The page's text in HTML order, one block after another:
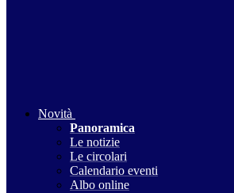
Novità
Panoramica
Le notizie
Le circolari
Calendario eventi
Albo online